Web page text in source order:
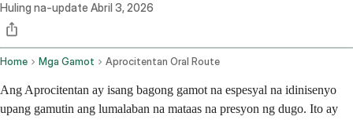
Huling na-update Abril 3, 2026
Home Mga Gamot Aprocitentan Oral Route
Ang Aprocitentan ay isang bagong gamot na espesyal na idinisenyo
upang gamutin ang lumalaban na mataas na presyon ng dugo. Ito ay